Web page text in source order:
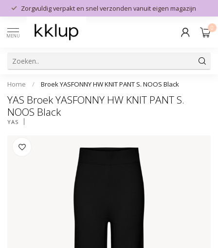
Zorgvuldig verpakt en snel verzonden vanuit eigen magazijn
MENU
0
Home / Broek YASFONNY HW KNIT PANT S. NOOS Black
YAS Broek YASFONNY HW KNIT PANT S.
NOOS Black
YAS